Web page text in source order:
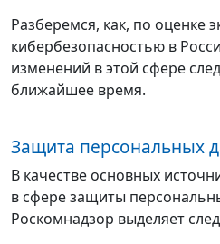
Разберемся, как, по оценке
кибербезопасностью в
изменений в этой сфере
ближайшее время.
Защита персональных
В качестве основных
в сфере защиты
Роскомнадзор выделяет